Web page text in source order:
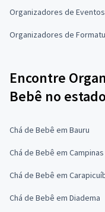
Organizadores de
Organizadores de
Encontre
Bebê no
Chá de Bebê em Bauru
Chá de Bebê em Campinas
Chá de Bebê em
Chá de Bebê em Diadema